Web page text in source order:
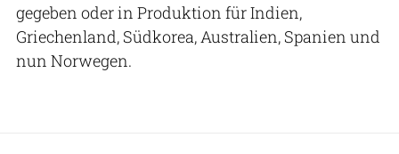
gegeben oder in Produktion für Indien,
Griechenland, Südkorea, Australien, Spanien und
nun Norwegen.